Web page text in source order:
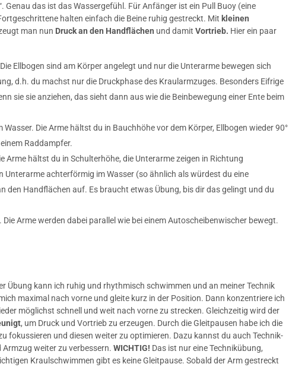
Genau das ist das Wassergefühl. Für Anfänger ist ein Pull Buoy (eine
halten einfach die Beine ruhig gestreckt. Mit kleinen
man nun Druck an den Handflächen und damitVortrieb. Hier ein paar
Ellbogen sind am Körper angelegt und nur die Unterarme bewegen sich
d.h. du machst nur die Druckphase des Kraularmzuges. Besonders Eifrige
sie sie anziehen, das sieht dann aus wie die Beinbewegung einer Ente beim
Wasser. Die Arme hältst du in Bauchhöhe vor dem Körper, Ellbogen wieder 90°
Raddampfer.
Arme hältst du in Schulterhöhe, die Unterarme zeigen in Richtung
Unterarme achterförmig im Wasser (so ähnlich als würdest du eine
den Handflächen auf. Es braucht etwas Übung, bis dir das gelingt und du
Arme werden dabei parallel wie bei einem Autoscheibenwischer bewegt.
Übung kann ich ruhig und rhythmisch schwimmen und an meiner Technik
maximal nach vorne und gleite kurz in der Position. Dann konzentriere ich
möglichst schnell und weit nach vorne zu strecken. Gleichzeitig wird der
, um Druck und Vortrieb zu erzeugen. Durch die Gleitpausen habe ich die
fokussieren und diesen weiter zu optimieren. Dazu kannst du auch Technik-
Armzug weiter zu verbessern.WICHTIG! Das ist nur eine Technikübung,
Kraulschwimmen gibt es keine Gleitpause. Sobald der Arm gestreckt